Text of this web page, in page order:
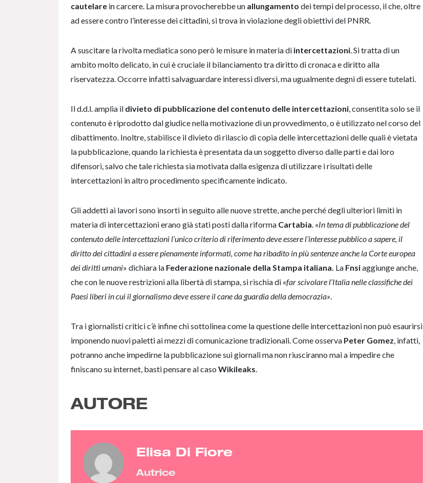
cautelare in carcere. La misura provocherebbe un allungamento dei tempi del processo, il che, oltre
ad essere contro l’interesse dei cittadini, si trova in violazione degli obiettivi del PNRR.
A suscitare la rivolta mediatica sono però le misure in materia di intercettazioni . Si tratta di un
ambito molto delicato, in cui è cruciale il bilanciamento tra diritto di cronaca e diritto alla
riservatezza. Occorre infatti salvaguardare interessi diversi, ma ugualmente degni di essere tutelati.
Il d.d.l. amplia il divieto di pubblicazione del contenuto delle intercettazioni , consentita solo se il
contenuto è riprodotto dal giudice nella motivazione di un provvedimento, o è utilizzato nel corso del
dibattimento. Inoltre, stabilisce il divieto di rilascio di copia delle intercettazioni delle quali è vietata
la pubblicazione, quando la richiesta è presentata da un soggetto diverso dalle parti e dai loro
difensori, salvo che tale richiesta sia motivata dalla esigenza di utilizzare i risultati delle
intercettazioni in altro procedimento specificamente indicato.
Gli addetti ai lavori sono insorti in seguito alle nuove strette, anche perché degli ulteriori limiti in
materia di intercettazioni erano già stati posti dalla riforma Cartabia . «In tema di pubblicazione del
contenuto delle intercettazioni l’unico criterio di riferimento deve essere l’interesse pubblico a sapere, il
diritto dei cittadini a essere pienamente informati, come ha ribadito in più sentenze anche la Corte europea
dei diritti umani» dichiara la Federazione nazionale della Stampa italiana. La Fnsiaggiunge anche,
che con le nuove restrizioni alla libertà di stampa, si rischia di «far scivolare l’Italia nelle classifiche dei
Paesi liberi in cui il giornalismo deve essere il cane da guardia della democrazia»
Tra i giornalisti critici c’è infine chi sottolinea come la questione delle intercettazioni non può esaurirsi
imponendo nuovi paletti ai mezzi di comunicazione tradizionali. Come osserva Peter Gomez , infatti,
potranno anche impedirne la pubblicazione sui giornali ma non riusciranno mai a impedire che
finiscano su internet, basti pensare al caso Wikileaks
AUTORE
Elisa Di Fiore
Autrice